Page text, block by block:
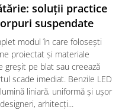
soluții practice
suspendate
modul în care folosești
proiectat și materiale
greșit pe blat sau creează
scade imediat. Benzile LED
liniară, uniformă și ușor
arhitecți...